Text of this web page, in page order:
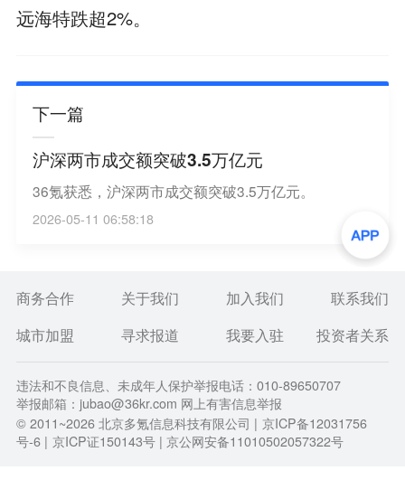
远海特跌超2%。
下一篇
沪深两市成交额突破3.5万亿元
36氪获悉，沪深两市成交额突破3.5万亿元。
2026-05-11 06:58:18
商务合作 关于我们 加入我们
联系我们
城市加盟
寻求报道 我要入驻 投资者关系
违法和不良信息、未成年人保护举报电话：010-89650707
举报邮箱：jubao@36kr.com 网上有害信息举报
© 2011~2026北京多氪信息科技有限公司 | 京ICP备12031756
号-6 | 京ICP证150143号 | 京公网安备11010502057322号